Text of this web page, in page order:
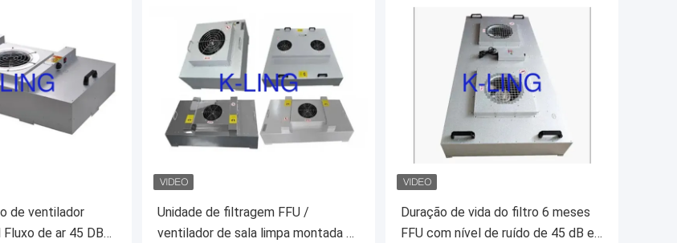
de ventilador
Fluxo de ar 45 DB
Unidade de filtragem FFU /
ventilador de sala limpa montada na
Duração de vida do filtro 6 meses
FFU com nível de ruído de 45 dB e